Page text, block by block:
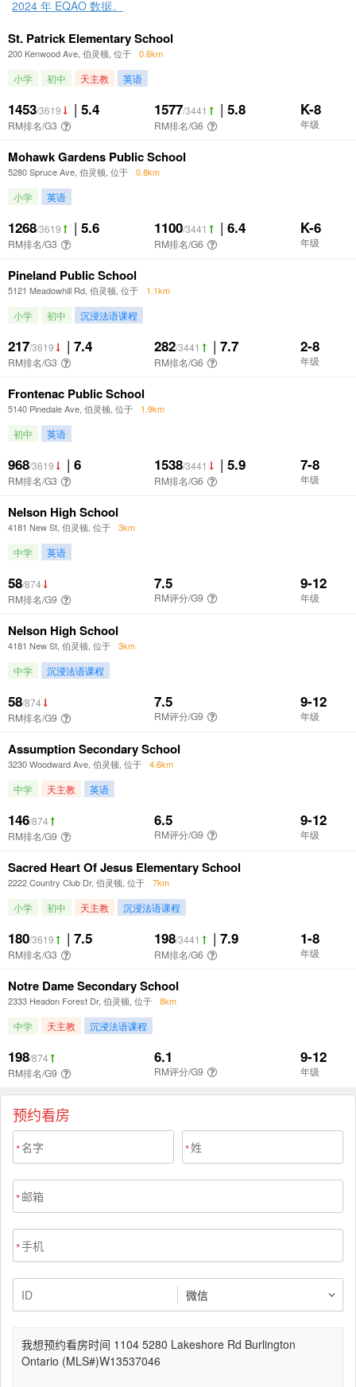
预约看房
* *
*
*